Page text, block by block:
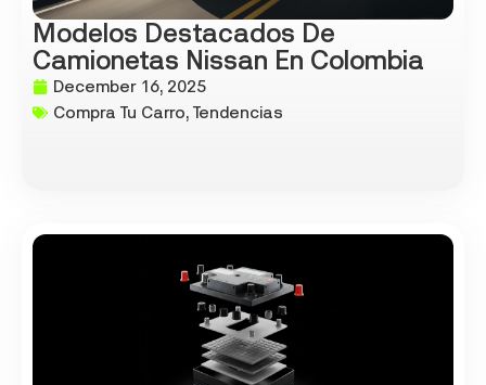
Modelos Destacados De
Camionetas Nissan En Colombia
December 16, 2025
Compra Tu Carro,Tendencias